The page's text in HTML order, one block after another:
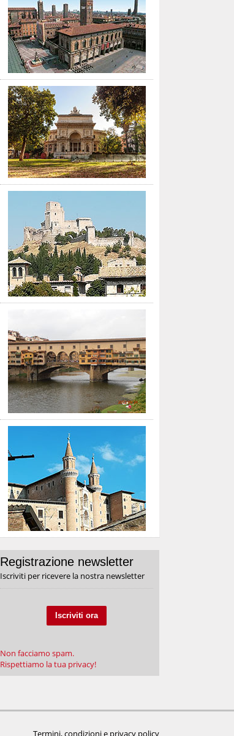
Registrazione newsletter
Iscriviti per ricevere la nostra newsletter
Iscriviti ora
Non facciamo spam.
Rispettiamo la tua privacy!
Termini, condizioni e privacy policy